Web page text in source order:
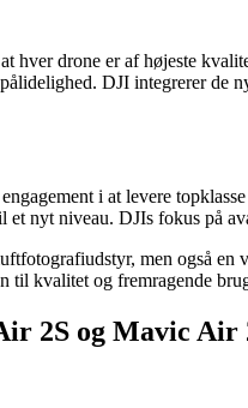
hver drone er af højeste
DJI integrerer
i at levere
et nyt niveau. DJIs fokus på
men også en
til kvalitet og fremragende
2S og Mavic Air